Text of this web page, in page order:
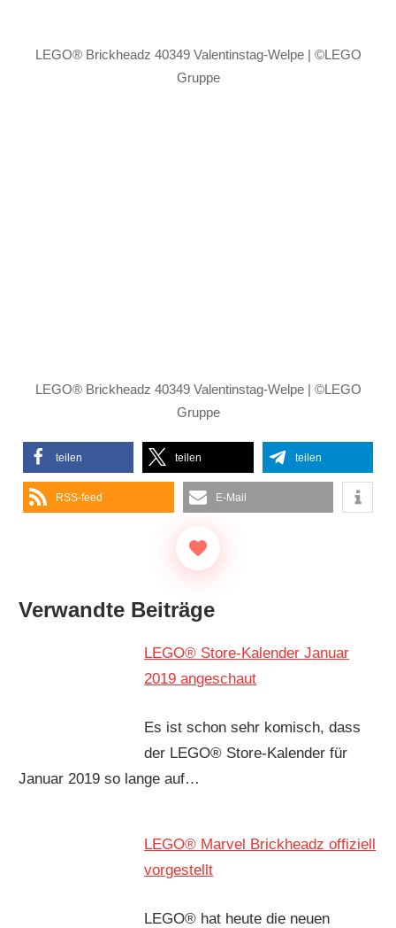
LEGO® Brickheadz 40349 Valentinstag-Welpe | ©LEGO
Gruppe
LEGO® Brickheadz 40349 Valentinstag-Welpe | ©LEGO
Gruppe
teilen teilen teilen
RSS-feed E-Mail
Verwandte Beiträge
LEGO® Store-Kalender Januar
2019 angeschaut
Es ist schon sehr komisch, dass
der LEGO® Store-Kalender für
Januar 2019 so lange auf…
LEGO® Marvel Brickheadz offiziell
vorgestellt
LEGO® hat heute die neuen